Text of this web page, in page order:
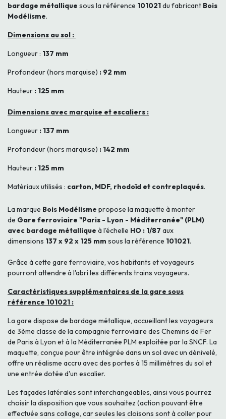
bardage métallique sous la référence 101021du fabricant Bois
Modélisme.
Dimensions au sol :
Longueur : 137 mm
Profondeur (hors marquise) : 92 mm
Hauteur : 125 mm
Dimensions avec marquise et escaliers :
Longueur : 137 mm
Profondeur (hors marquise) : 142 mm
Hauteur : 125 mm
Matériaux utilisés : carton, MDF, rhodoïd et contreplaqués.
La marque Bois Modélisme propose la maquette à monter
de Gare ferroviaire "Paris - Lyon - Méditerranée" (PLM)
avec bardage métallique à l'échelle HO : 1/87 aux
dimensions 137 x 92 x 125 mm sous la référence 101021.
Grâce à cette gare ferroviaire, vos habitants et voyageurs
pourront attendre à l'abri les différents trains voyageurs.
Caractéristiques supplémentaires de la gare sous
référence 101021 :
La gare dispose de bardage métallique, accueillant les voyageurs
de 3ème classe de la compagnie ferroviaire des Chemins de Fer
de Paris à Lyon et à la Méditerranée PLM exploitée par la SNCF. La
maquette, conçue pour être intégrée dans un sol avec un dénivelé,
offre un réalisme accru avec des portes à 15 millimètres du sol et
une entrée dotée d'un escalier.
Les façades latérales sont interchangeables, ainsi vous pourrez
choisir la disposition que vous souhaitez (action pouvant être
effectuée sans collage, car seules les cloisons sont à coller pour